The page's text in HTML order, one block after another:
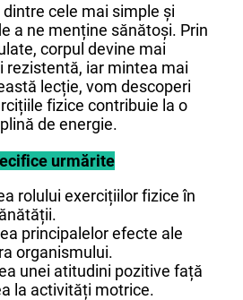
cele mai simple și
a ne menține sănătoși. Prin
corpul devine mai
rezistentă, iar mintea mai
lecție, vom descoperi
fizice contribuie la o
de energie.
urmărite
rolului exercițiilor fizice în
principalelor efecte ale
organismului.
unei atitudini pozitive față
la activități motrice.